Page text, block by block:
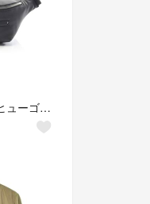
HUGO BOSS ヒューゴボス ウエストバッグ ボディバッグ Ray Beltbag